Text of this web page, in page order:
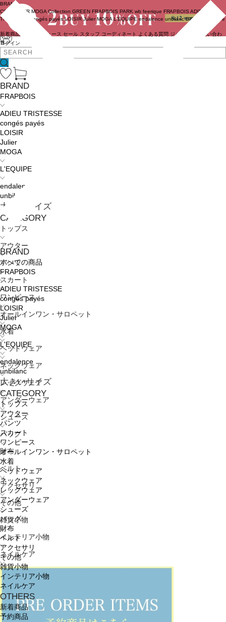
ログイン
BRAND
COUTURIER MOGA Collection GREEN FRAPBOIS PARK wb feerique FRAPBOIS ADIEU
TRISTESSE
congés payés LOISIR Julier MOGA L'EQUIPE endalence unbilanc BIGI online store
新着商品 ニュース セール スタッフ コーディネート よくある質問 ジャーナル
お問い合わ
せ
BRAND
すべての商品
FRAPBOIS
ADIEU TRISTESSE
congés payés
LOISIR
Julier
MOGA
L'EQUIPE
endalence
unbilanc
大きいサイズ
CATEGORY
トップス
アウター
パンツ
スカート
ワンピース
オールインワン・サロペット
水着
ヘッドウェア
ネックウェア
レッグウェア
アンダーウェア
シューズ
バッグ
財布
ベルト
アクセサリ
その他
雑貨小物
インテリア小物
ネイルケア
OTHERS
新着商品
予約商品
BRAND
FRAPBOIS
ADIEU TRISTESSE
congés payés
LOISIR
Julier
MOGA
L'EQUIPE
endalence
unbilanc
大きいサイズ
CATEGORY
トップス
アウター
パンツ
スカート
ワンピース
オールインワン・サロペット
水着
ヘッドウェア
ネックウェア
レッグウェア
アンダーウェア
シューズ
バッグ
財布
ベルト
アクセサリ
その他
雑貨小物
インテリア小物
ネイルケア